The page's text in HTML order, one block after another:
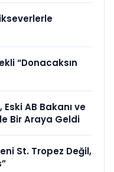
“Donacaksın
AB Bakanı ve
Bir Araya Geldi
St. Tropez Değil,